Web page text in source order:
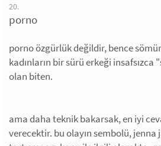
20.
porno
porno özgürlük değildir, bence
kadınların bir sürü erkeği
olan biten.
ama daha teknik bakarsak, en iyi
verecektir. bu olayın sembolü, jenna